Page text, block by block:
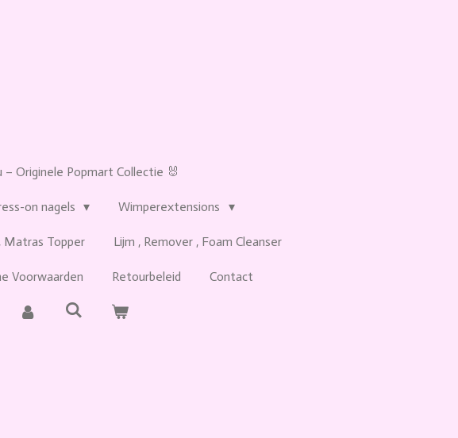
– Originele Popmart Collectie 🐰
on nagels Wimperextensions
Matras Topper Lijm , Remover , Foam Cleanser
Voorwaarden Retourbeleid Contact